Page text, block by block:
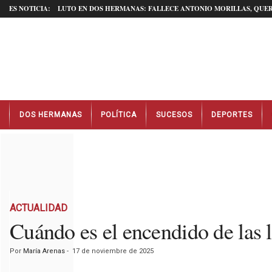
ES NOTICIA: LUTO EN DOS HERMANAS: FALLECE ANTONIO MORILLAS,
t
DOS HERMANAS POLÍTICA SUCESOS DEPORTES
ACTUALIDAD
Cuándo es el encendido de
Por María Arenas - 17 de noviembre de 2025